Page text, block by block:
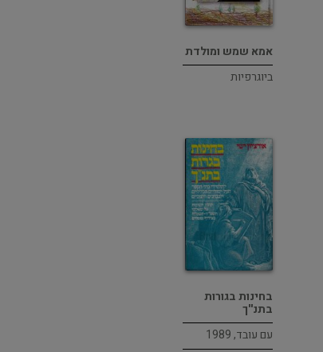
אמא שמש ומולדת
ביוגרפיות
בחינות בגורות
בתנ''ך
עם עובד, 1989